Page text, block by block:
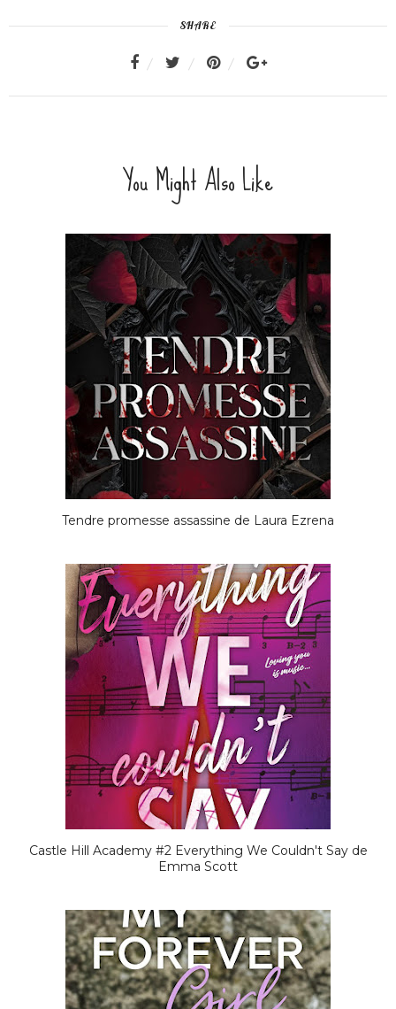
SHARE
You Might Also Like
Tendre promesse assassine de Laura Ezrena
Castle Hill Academy #2 Everything We Couldn't Say de
Emma Scott